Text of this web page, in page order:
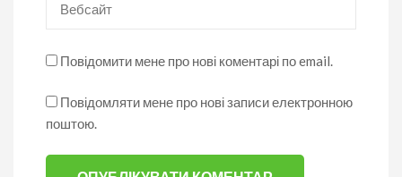
Повідомити мене про нові коментарі по email.
Повідомляти мене про нові записи електронною
поштою.